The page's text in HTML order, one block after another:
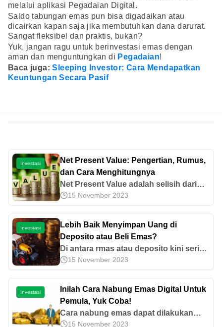
melalui aplikasi Pegadaian Digital.
Saldo tabungan emas pun bisa digadaikan atau
dicairkan kapan saja jika membutuhkan dana darurat.
Sangat fleksibel dan praktis, bukan?
Yuk, jangan ragu untuk berinvestasi emas dengan
aman dan menguntungkan di Pegadaian!
Baca juga:Sleeping Investor: Cara Mendapatkan
Keuntungan Secara Pasif
Investasi
Net Present Value: Pengertian, Rumus,
dan Cara Menghitungnya
Net Present Value adalah selisih dari
arus kas saat ini dengan biaya investasi
yang dikeluarkan pada periode tertentu.
Yuk, pelajari cara menghitungnya di
sini!
15 November 2023
Investasi
Lebih Baik Menyimpan Uang di
Deposito atau Beli Emas?
Di antara rmas atau deposito kini sering
sekali dipilih sebagai jenis investasi.
Kira-kira manakah yang lebih baik
digunakan sebagai investasi?
15 November 2023
Investasi
Inilah Cara Nabung Emas Digital Untuk
Pemula, Yuk Coba!
Cara nabung emas dapat dilakukan
dalam berbagai metode, baik offline
15 November 2023